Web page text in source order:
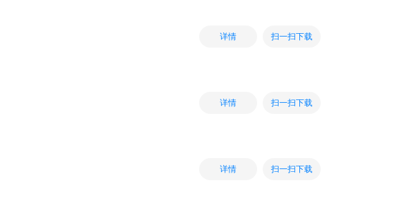
详情 扫一扫下载
详情 扫一扫下载
详情 扫一扫下载